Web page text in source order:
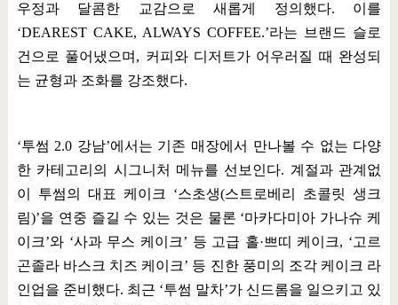
우정과 달콤한 교감으로 새롭게 정의했다. 이를
‘DEAREST CAKE, ALWAYS COFFEE.’라는 브랜드 슬로
건으로 풀어냈으며 , 커피와 디저트가 어우러질 때 완성되
는 균형과 조화를 강조했다.
‘투썸 2.0 강남’에서는 기존 매장에서 만나볼 수 없는 다양
한 카테고리의 시그니처 메뉴를 선보인다. 계절과 관계없
이 투썸의 대표 케이크 ‘스초생(스트로베리 초콜릿 생크
림)’을 연중 즐길 수 있는 것은 물론 ‘마카다미아 가나슈 케
이크’와 ‘사과 무스 케이크’ 등 고급 홀·쁘띠 케이크, ‘고르
곤졸라 바스크 치즈 케이크’ 등 진한 풍미의 조각 케이크 라
인업을 준비했다. 최근 ‘투썸 말차’가 신드롬을 일으키고 있